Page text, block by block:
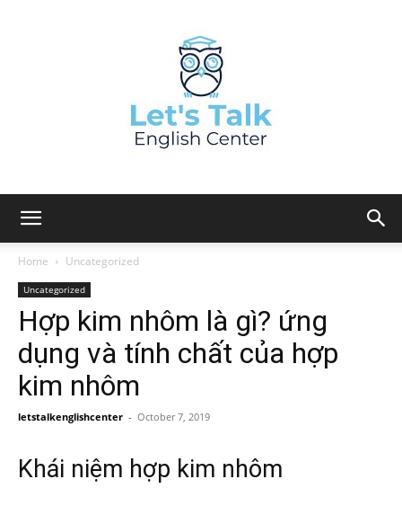
Home Uncategorized
Uncategorized
Hợp kim nhôm là gì? ứng
dụng và tính chất của hợp
kim nhôm
letstalkenglishcenter - October 7, 2019
Khái niệm hợp kim nhôm